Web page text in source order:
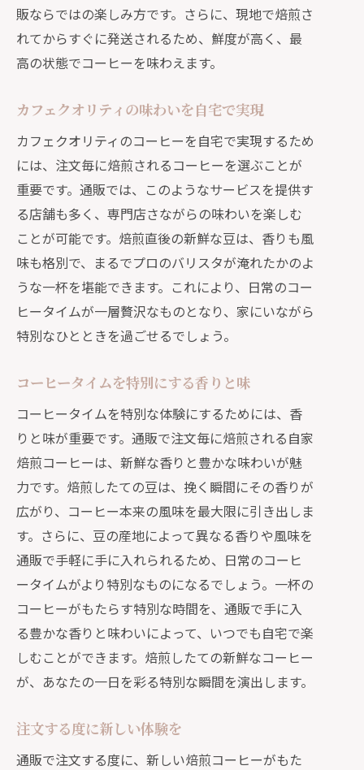
販ならではの楽しみ方です。さらに、現地で焙煎さ
れてからすぐに発送されるため、鮮度が高く、最
高の状態でコーヒーを味わえます。
カフェクオリティの味わいを自宅で実現
カフェクオリティのコーヒーを自宅で実現するため
には、注文毎に焙煎されるコーヒーを選ぶことが
重要です。通販では、このようなサービスを提供す
る店舗も多く、専門店さながらの味わいを楽しむ
ことが可能です。焙煎直後の新鮮な豆は、香りも風
味も格別で、まるでプロのバリスタが淹れたかのよ
うな一杯を堪能できます。これにより、日常のコー
ヒータイムが一層贅沢なものとなり、家にいながら
特別なひとときを過ごせるでしょう。
コーヒータイムを特別にする香りと味
コーヒータイムを特別な体験にするためには、香
りと味が重要です。通販で注文毎に焙煎される自家
焙煎コーヒーは、新鮮な香りと豊かな味わいが魅
力です。焙煎したての豆は、挽く瞬間にその香りが
広がり、コーヒー本来の風味を最大限に引き出しま
す。さらに、豆の産地によって異なる香りや風味を
通販で手軽に手に入れられるため、日常のコーヒ
ータイムがより特別なものになるでしょう。一杯の
コーヒーがもたらす特別な時間を、通販で手に入
る豊かな香りと味わいによって、いつでも自宅で楽
しむことができます。焙煎したての新鮮なコーヒー
が、あなたの一日を彩る特別な瞬間を演出します。
注文する度に新しい体験を
通販で注文する度に、新しい焙煎コーヒーがもた